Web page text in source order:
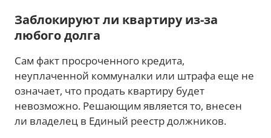
Заблокируют ли квартиру из-за
любого долга
Сам факт просроченного кредита,
неуплаченной коммуналки или штрафа еще не
означает, что продать квартиру будет
невозможно. Решающим является то, внесен
ли владелец в Единый реестр должников.